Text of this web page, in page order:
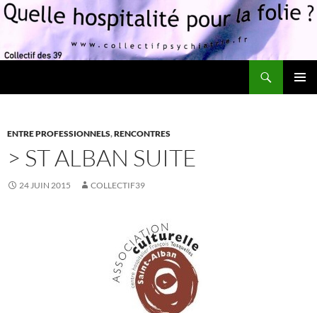
ENTRE PROFESSIONNELS,RENCONTRES
> ST ALBAN SUITE
24 JUIN 2015 COLLECTIF39